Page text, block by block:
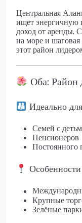
Центральная
ищет энергичную
доход от аренды.
на море и шаговая
этот район
Оба: Район
Идеально
Семей с
Пенсионеров
Постоянного
Крупные
Зелёные